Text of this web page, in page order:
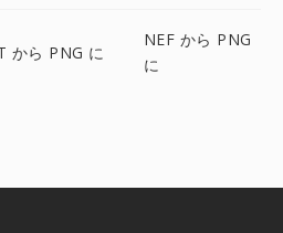
から PNG に
NEF から PNG
に